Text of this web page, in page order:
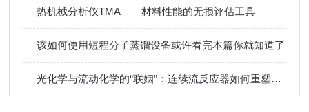
热机械分析仪TMA——材料性能的无损评估工具
该如何使用短程分子蒸馏设备或许看完本篇你就知道了
光化学与流动化学的“联姻”：连续流反应器如何重塑绿色合成